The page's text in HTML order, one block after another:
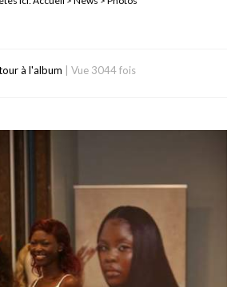
à l'album Vue 3044 fois